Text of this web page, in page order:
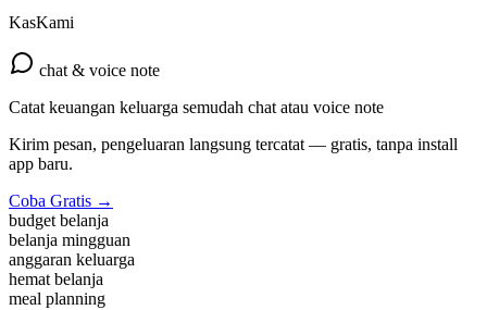
KasKami
chat & voice note
Catat keuangan keluarga semudah chat atau voice note
Kirim pesan, pengeluaran langsung tercatat — gratis, tanpa install
app baru.
Coba Gratis →
budget belanja
belanja mingguan
anggaran keluarga
hemat belanja
meal planning